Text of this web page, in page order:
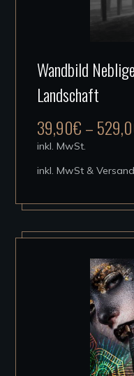
Wandbild
Landschaft
39,90€–
inkl. MwSt.
inkl. MwSt &